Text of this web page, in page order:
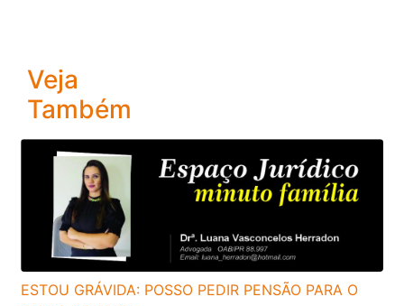
Veja
Também
ESTOU GRÁVIDA: POSSO PEDIR PENSÃO PARA O